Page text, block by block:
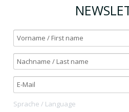
Sprache / Language